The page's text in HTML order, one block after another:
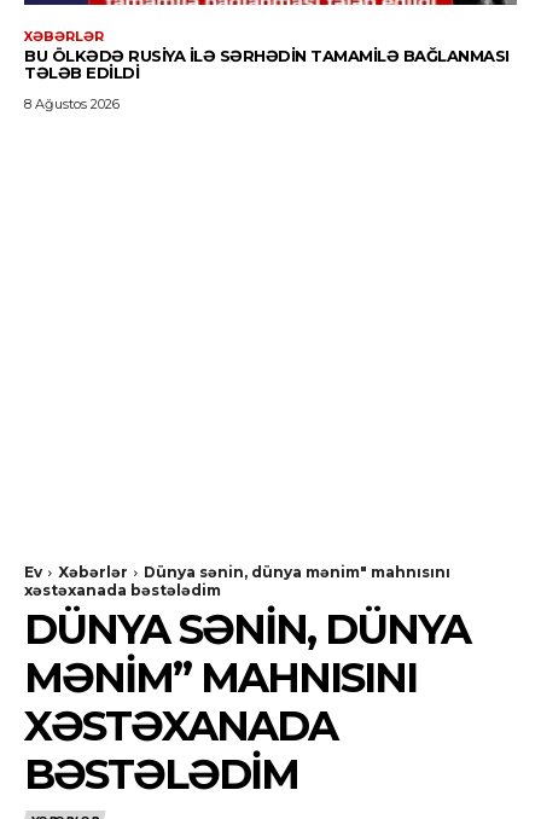
XƏBƏRLƏR
BU ÖLKƏDƏ RUSIYA ILƏ SƏRHƏDIN TAMAMILƏ BAĞLANMASI
TƏLƏB EDILDI
8 Ağustos 2026